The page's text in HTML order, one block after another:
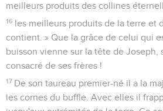
meilleurs produits des collines
16 les meilleurs produits de la terre et
contient. » Que la grâce de celui qui
buisson vienne sur la tête de Joseph,
consacré de ses frères !
17 De son taureau premier-né il a la
les cornes du buffle. Avec elles il